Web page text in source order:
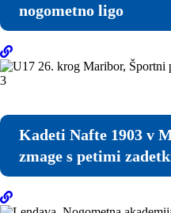
nogometno ligo
Kadeti Nafte 1903 v
zmage s petimi